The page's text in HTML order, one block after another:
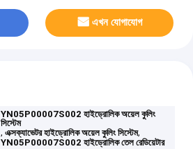
এখন যোগাযোগ
YN05P00007S002 হাইড্রোলিক অয়েল কুলিং
সিস্টেম
,এক্সক্যাভেটর হাইড্রোলিক অয়েল কুলিং সিস্টেম,
YN05P00007S002 হাইড্রোলিক তেল রেডিয়েটার